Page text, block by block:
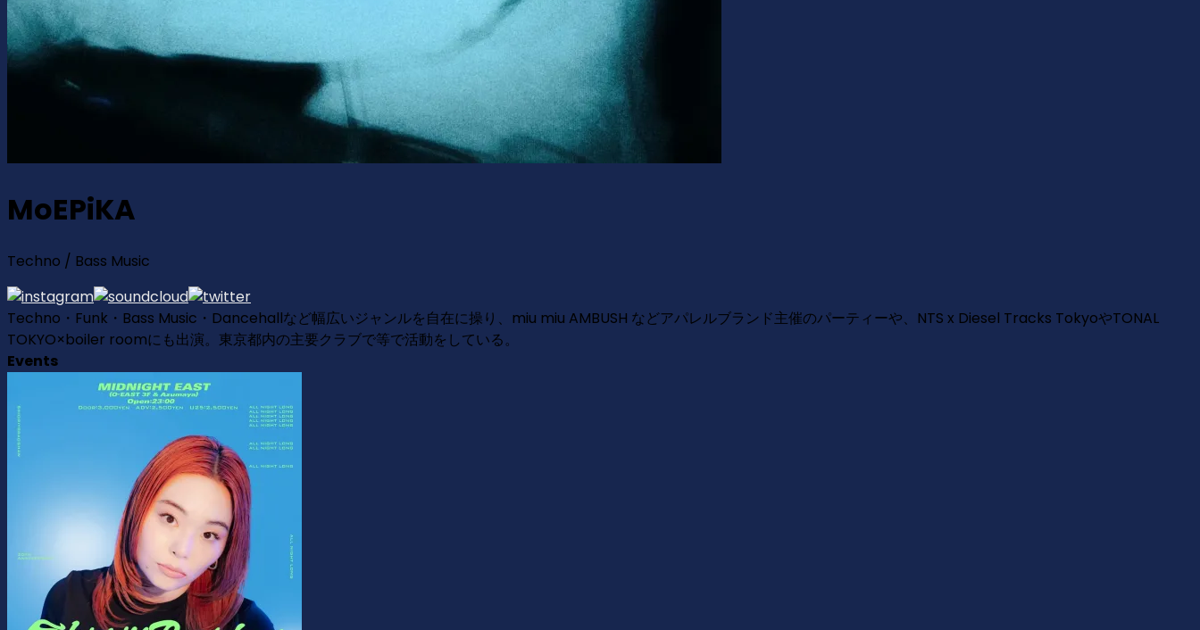
MoEPiKA
Techno / Bass Music
Techno・Funk・Bass Music・Dancehallなど幅広いジャンルを自在に操り、miu miu AMBUSH などアパレルブランド主催のパーティーや、NTS x Diesel Tracks TokyoやTONAL
TOKYO×boiler roomにも出演。東京都内の主要クラブで等で活動をしている。
Events